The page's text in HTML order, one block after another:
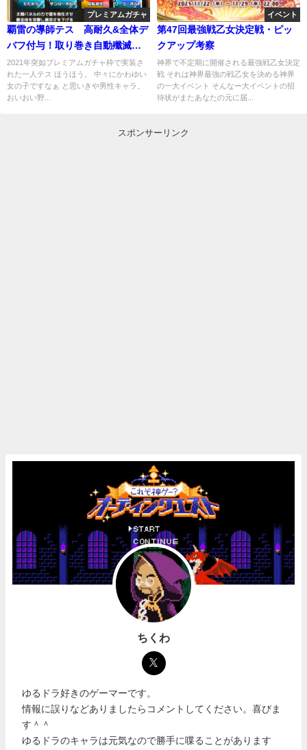
プレミアムガチャ
覇雷の導師テス 高耐久&全体デ
バフ付与！取り巻き自動殲滅シ
ステムww
2021年突如プレミアムガチャ枠で実装さ
れた一人テス ほうほう。 中々にかわゆい
女の子ですなぁ と思いきや男性キャラ。
おいおい野...
イベント
第47回最強戦乙女決定戦・ピッ
クアップ考察
神界で不定期に開催される最強戦乙女決定
戦 それは神界最強の戦乙女を決める神界
の一大イベント そんなー大イベントの招
待状がまたあなたの元に届...
スポンサーリンク
ちくわ
ゆるドラ好きのゲーマーです。
情報に誤りなどありましたらコメントしてください。喜びま
す＾＾
ゆるドラのキャラは元気なので勝手に喋ることがあります